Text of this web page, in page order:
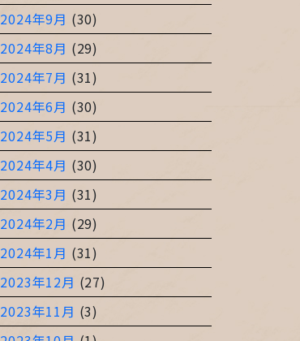
2024年9月 (30)
2024年8月 (29)
2024年7月 (31)
2024年6月 (30)
2024年5月 (31)
2024年4月 (30)
2024年3月 (31)
2024年2月 (29)
2024年1月 (31)
2023年12月 (27)
2023年11月 (3)